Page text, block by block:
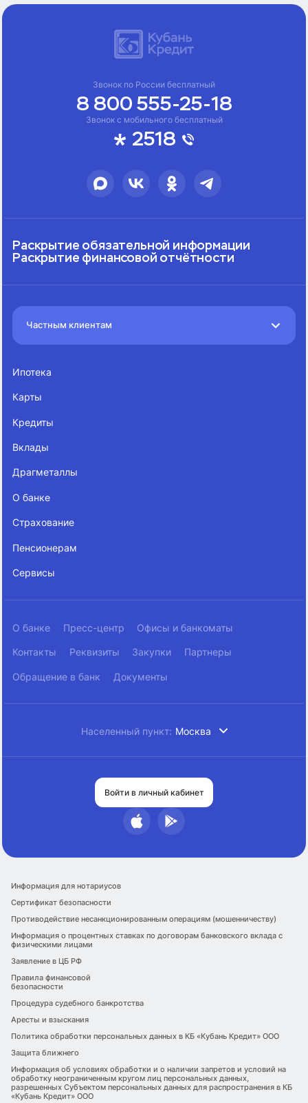
Звонок с мобильного бесплатный
2518
Звонок по России бесплатный
8 800 555-25-18
Раскрытие обязательной информации
Раскрытие финансовой отчётности
Частным клиентам
Ипотека
Карты
Кредиты
Вклады
Драгметаллы
О банке
Страхование
Пенсионерам
Сервисы
О банке Пресс-центр Офисы и банкоматы
Контакты Реквизиты Закупки Партнеры
Обращение в банк Документы
Населенный пункт: Москва
Войти в личный кабинет
Информация для нотариусов
Сертификат безопасности
Противодействие несанкционированным операциям (мошенничеству)
Информация о процентных ставках по договорам банковского вклада с
физическими лицами
Заявление в ЦБ РФ
Правила финансовой
безопасности
Процедура судебного банкротства
Аресты и взыскания
Политика обработки персональных данных в КБ «Кубань Кредит» ООО
Защита ближнего
Информация об условиях обработки и о наличии запретов и условий на
обработку неограниченным кругом лиц персональных данных,
разрешенных Субъектом персональных данных для распространения в КБ
«Кубань Кредит» ООО